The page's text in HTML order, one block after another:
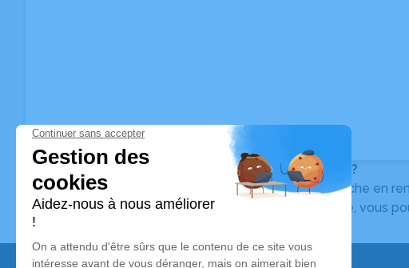
Vous ne trouvez pas l’avis de décès recherché ?
Pour affiner votre recherche, utilisez la barre de recherche en
Pour toute question relative au fonctionnement du site, vous